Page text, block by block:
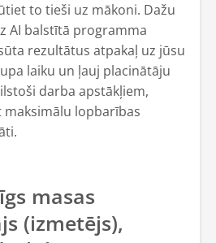
to tieši uz mākoni. Dažu
AI balstītā programma
rezultātus atpakaļ uz jūsu
laiku un ļauj placinātāju
darba apstākļiem,
lopbarības
masas
(izmetējs),